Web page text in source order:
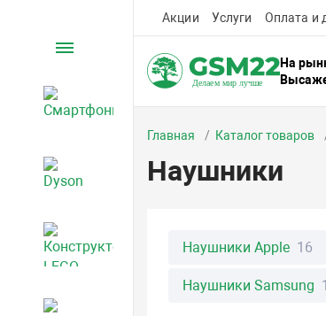
Акции Услуги Оплата и
На
Конструкторы LEGO
Главная Каталог товаров
Наушники
Наушники Apple 16
Наушники Samsung